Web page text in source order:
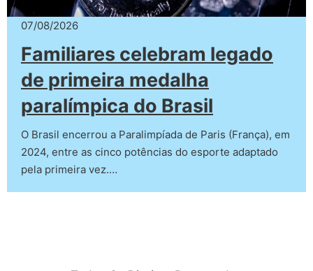
07/08/2026
Familiares celebram legado
de primeira medalha
paralímpica do Brasil
O Brasil encerrou a Paralimpíada de Paris (França), em
2024, entre as cinco potências do esporte adaptado
pela primeira vez.…